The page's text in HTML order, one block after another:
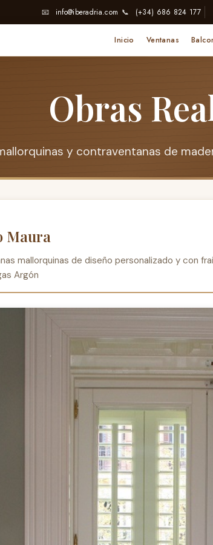
📧 info@iberadria.com 📞 (+34) 686 824 177
Inicio Ventanas
Obras
y contraventanas de
Maura
mallorquinas de diseño personalizado y con
Argón